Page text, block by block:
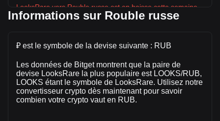
LooksRare vers Rouble russe est en baisse cette semaine.
totale de ₽15,372,485.4 RUB et une offre en circulation de
évolué de 0.00% (₽0 RUB) au cours des dernières
24 heures. Lors du dernier jour de trading, le volume de
trading de LOOKS était de ₽0.
Informations sur Rouble russe
₽ est le symbole de la devise suivante : RUB
Les données de Bitget montrent que la paire de
devise LooksRare la plus populaire est LOOKS/RUB,
LOOKS étant le symbole de LooksRare. Utilisez notre
convertisseur crypto dès maintenant pour savoir
combien votre crypto vaut en RUB.